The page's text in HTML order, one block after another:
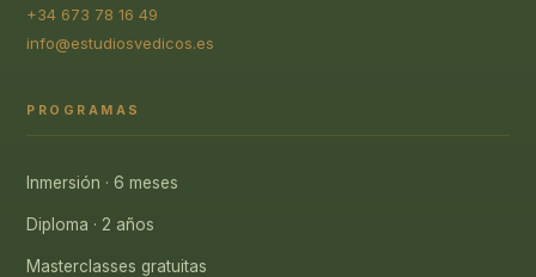
+34 673 78 16 49
info@estudiosvedicos.es
PROGRAMAS
Inmersión · 6 meses
Diploma · 2 años
Masterclasses gratuitas